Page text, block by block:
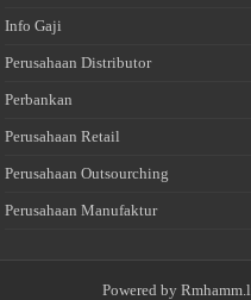
Info Gaji
Perusahaan Distributor
Perbankan
Perusahaan Retail
Perusahaan Outsourching
Perusahaan Manufaktur
Powered by